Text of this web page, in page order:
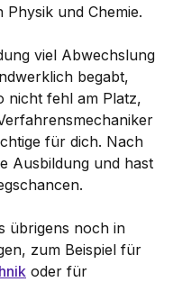
Physik und Chemie.
viel Abwechslung
begabt,
nicht fehl am Platz,
für dich. Nach
Ausbildung und hast
übrigens noch in
zum Beispiel für
oder für